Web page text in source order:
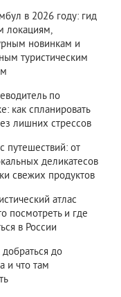
в 2026 году: гид
локациям,
новинкам и
туристическим
по
как спланировать
лишних стрессов
путешествий: от
деликатесов
свежих продуктов
атлас
посмотреть и где
в России
добраться до
и что там